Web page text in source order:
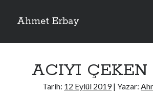
Ahmet Erbay
Yan
ELİF BENİ BIRAKMA
ÖLÜM GELSİN
ACIYI ÇEKEN
Tarih: 12 Eylül 2019| Yazar: